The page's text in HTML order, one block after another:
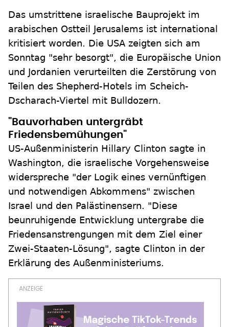
Das umstrittene israelische Bauprojekt im
arabischen Ostteil Jerusalems ist international
kritisiert worden. Die USA zeigten sich am
Sonntag "sehr besorgt", die Europäische Union
und Jordanien verurteilten die Zerstörung von
Teilen des Shepherd-Hotels im Scheich-
Dscharach-Viertel mit Bulldozern.
"Bauvorhaben untergräbt
Friedensbemühungen"
US-Außenministerin Hillary Clinton sagte in
Washington, die israelische Vorgehensweise
widerspreche "der Logik eines vernünftigen
und notwendigen Abkommens" zwischen
Israel und den Palästinensern. "Diese
beunruhigende Entwicklung untergrabe die
Friedensanstrengungen mit dem Ziel einer
Zwei-Staaten-Lösung", sagte Clinton in der
Erklärung des Außenministeriums.